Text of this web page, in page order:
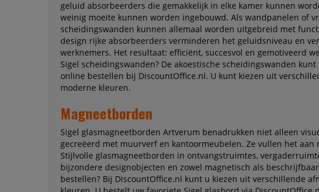
geluid absorbeerders die gemakkelijk in elke kamer kunnen
weinig moeite kunnen worden ingebouwd. Als wandpanelen of
scheidingswanden kunnen allemaal worden uitgebreid met
design rijke absorbeerders verminderen het geluidsniveau en
werknemers. Het resultaat: efficiënt, succesvol en gemotiveerd
Sigel scheidingswanden? De akoestische scheidingswanden
online bestellen bij DiscountOffice.nl. U kunt kiezen uit
moderne kleuren.
Magneetborden
Sigel glasmagneetborden Artverum benadrukken niet alleen
gecreëerd met muurverf en kantoormeubelen. Ze vullen het
Stijlvolle glasmagneetborden in ontvangstruimtes,
bijzondere designobjecten en zowel magnetisch als
bestellen? Bij DiscountOffice.nl kunt u kiezen uit verschillende